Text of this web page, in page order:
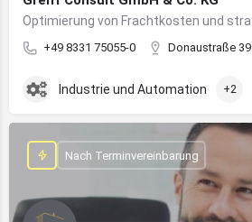
+49 8331 75055-0 Donaustraße 39
Industrie und Automation +2
Nach Terminvereinbarung